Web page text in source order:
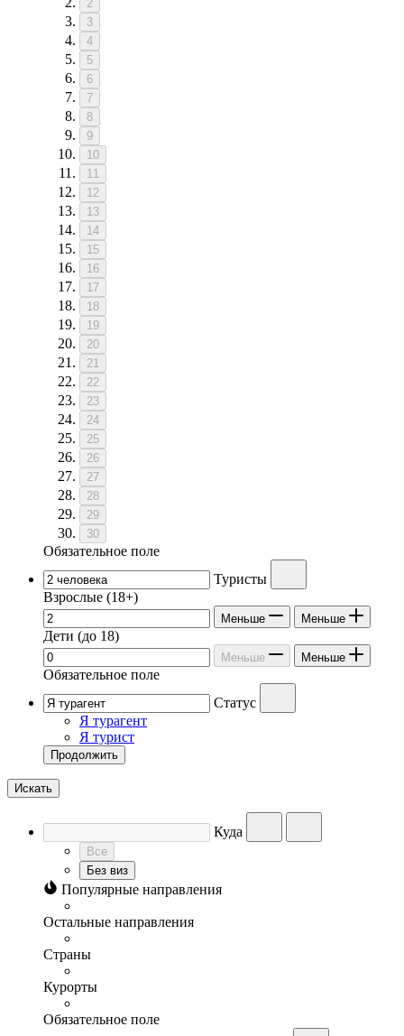
2
3
4
5
6
7
8
9
10
11
12
13
14
15
16
17
18
19
20
21
22
23
24
25
26
27
28
29
30
Обязательное поле
Туристы
Взрослые (18+)
Меньше Меньше
Дети (до 18)
Меньше Меньше
Обязательное поле
Статус
Я турагент
Я турист
Продолжить
Искать
Куда
Все
Без виз
Популярные направления
Остальные направления
Страны
Курорты
Обязательное поле